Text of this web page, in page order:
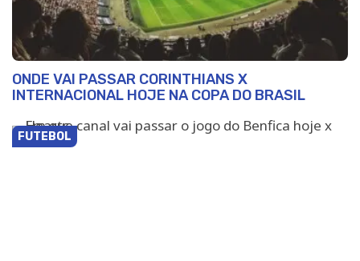
ONDE VAI PASSAR CORINTHIANS X
INTERNACIONAL HOJE NA COPA DO BRASIL
FUTEBOL